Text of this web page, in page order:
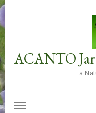
ACANTO
La